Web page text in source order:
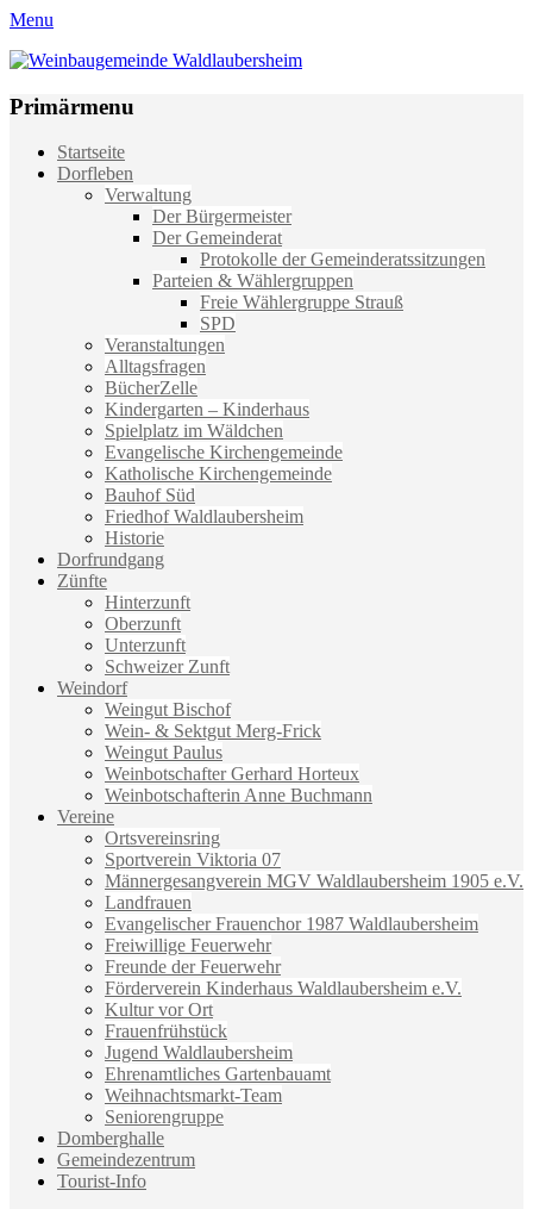
Menu
Weinbaugemeinde Waldlaubersheim
Primärmenu
Weiter
zum
Startseite
Dorfleben
Verwaltung
Der Bürgermeister
Der Gemeinderat
Protokolle der Gemeinderatssitzungen
Parteien & Wählergruppen
Freie Wählergruppe Strauß
SPD
Veranstaltungen
Alltagsfragen
BücherZelle
Kindergarten – Kinderhaus
Spielplatz im Wäldchen
Evangelische Kirchengemeinde
Katholische Kirchengemeinde
Bauhof Süd
Friedhof Waldlaubersheim
Historie
Dorfrundgang
Zünfte
Hinterzunft
Oberzunft
Unterzunft
Schweizer Zunft
Weindorf
Weingut Bischof
Wein- & Sektgut Merg-Frick
Weingut Paulus
Weinbotschafter Gerhard Horteux
Weinbotschafterin Anne Buchmann
Vereine
Ortsvereinsring
Sportverein Viktoria 07
Männergesangverein MGV Waldlaubersheim 1905 e.V.
Landfrauen
Evangelischer Frauenchor 1987 Waldlaubersheim
Freiwillige Feuerwehr
Freunde der Feuerwehr
Förderverein Kinderhaus Waldlaubersheim e.V.
Kultur vor Ort
Frauenfrühstück
Jugend Waldlaubersheim
Ehrenamtliches Gartenbauamt
Weihnachtsmarkt-Team
Seniorengruppe
Domberghalle
Gemeindezentrum
Tourist-Info